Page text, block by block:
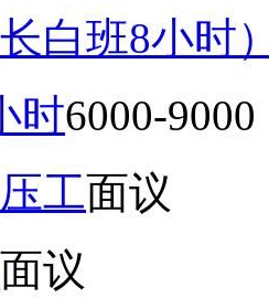
白班8小时
时6000-
工面议
面议